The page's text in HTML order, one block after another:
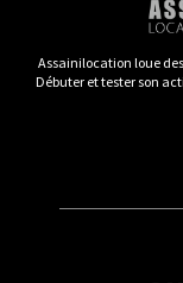
Assainilocation loue
Débuter et tester son